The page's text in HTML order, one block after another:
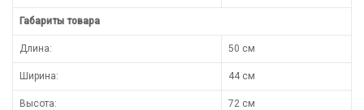
Габариты товара
Длина: 50 см
Ширина: 44 см
Высота: 72 см